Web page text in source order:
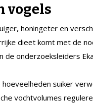
vogels
honingeter en
dieet komt met de
de onderzoeksleiders
suiker
vochtvolumes